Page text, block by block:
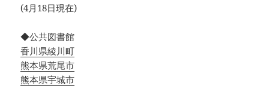
(4月18日現在)
◆公共図書館
香川県綾川町
熊本県荒尾市
熊本県宇城市